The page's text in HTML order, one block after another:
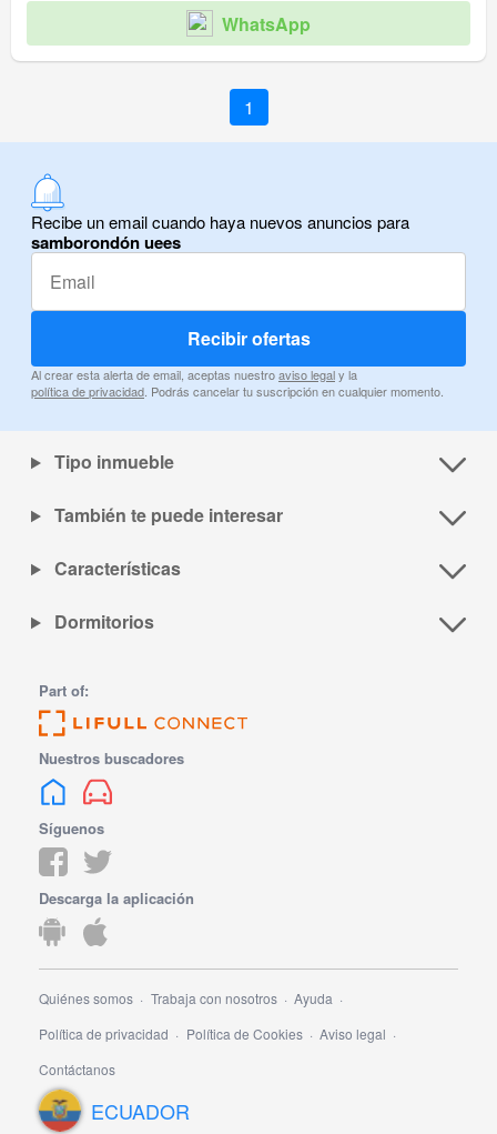
WhatsApp
1
Recibe un email cuando haya nuevos anuncios para
samborondón uees
Recibir ofertas
Al crear esta alerta de email, aceptas nuestroaviso legaly la
política de privacidad. Podrás cancelar tu suscripción en cualquier momento.
Tipo inmueble
También te puede interesar
Características
Dormitorios
Part of:
Nuestros buscadores
Síguenos
Descarga la aplicación
Quiénes somos Trabaja con nosotros
Ayuda
Política de privacidad
Política de Cookies
Aviso legal
Contáctanos
ECUADOR